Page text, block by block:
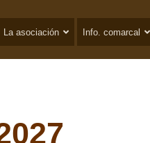
La asociación Info. comarcal